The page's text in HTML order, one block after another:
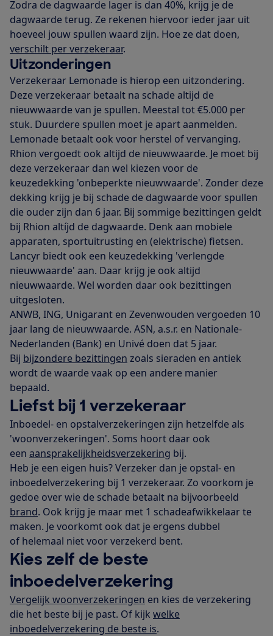
Zodra de dagwaarde lager is dan 40%, krijg je de
dagwaarde terug. Ze rekenen hiervoor ieder jaar uit
hoeveel jouw spullen waard zijn. Hoe ze dat doen,
verschilt per verzekeraar.
Uitzonderingen
Verzekeraar Lemonade is hierop een uitzondering.
Deze verzekeraar betaalt na schade altijd de
nieuwwaarde van je spullen. Meestal tot €5.000 per
stuk. Duurdere spullen moet je apart aanmelden.
Lemonade betaalt ook voor herstel of vervanging.
Rhion vergoedt ook altijd de nieuwwaarde. Je moet bij
deze verzekeraar dan wel kiezen voor de
keuzedekking 'onbeperkte nieuwwaarde'. Zonder deze
dekking krijg je bij schade de dagwaarde voor spullen
die ouder zijn dan 6 jaar. Bij sommige bezittingen geldt
bij Rhion altíjd de dagwaarde. Denk aan mobiele
apparaten, sportuitrusting en (elektrische) fietsen.
Lancyr biedt ook een keuzedekking 'verlengde
nieuwwaarde' aan. Daar krijg je ook altijd
nieuwwaarde. Wel worden daar ook bezittingen
uitgesloten.
ANWB, ING, Unigarant en Zevenwouden vergoeden 10
jaar lang de nieuwwaarde. ASN, a.s.r. en Nationale-
Nederlanden (Bank) en Univé doen dat 5 jaar.
Bij bijzondere bezittingen zoals sieraden en antiek
wordt de waarde vaak op een andere manier
bepaald.
Liefst bij 1 verzekeraar
Inboedel- en opstalverzekeringen zijn hetzelfde als
'woonverzekeringen'. Soms hoort daar ook
een aansprakelijkheidsverzekering bij.
Heb je een eigen huis? Verzeker dan je opstal- en
inboedelverzekering bij 1 verzekeraar. Zo voorkom je
gedoe over wie de schade betaalt na bijvoorbeeld
brand. Ook krijg je maar met 1 schadeafwikkelaar te
maken. Je voorkomt ook dat je ergens dubbel
of helemaal niet voor verzekerd bent.
Kies zelf de beste
inboedelverzekering
Vergelijk woonverzekeringen en kies de verzekering
die het beste bij je past. Of kijk welke
inboedelverzekering de beste is.